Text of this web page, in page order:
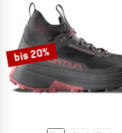
bis 20%